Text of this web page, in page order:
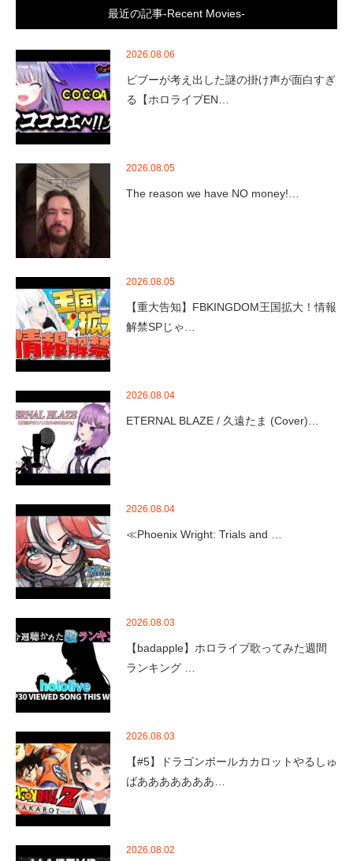
最近の記事-Recent Movies-
2026.08.06
ビブーが考え出した謎の掛け声が面白すぎ
る【ホロライブEN…
2026.08.05
The reason we have NO money!…
2026.08.05
【重大告知】FBKINGDOM王国拡大！情報
解禁SPじゃ…
2026.08.04
ETERNAL BLAZE / 久遠たま (Cover)…
2026.08.04
≪Phoenix Wright: Trials and …
2026.08.03
【badapple】ホロライブ歌ってみた週間
ランキング …
2026.08.03
【#5】ドラゴンボールカカロットやるしゅ
ばあああああああ…
2026.08.02